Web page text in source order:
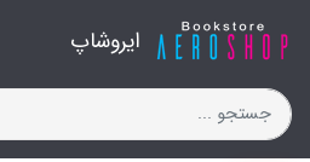
ایروشاپ